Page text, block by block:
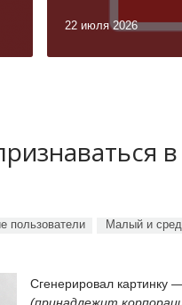
22 июля 2026
пользователи Малый и
Сгенерировал картинку
(принадлежит